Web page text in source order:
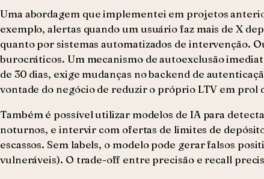
Uma abordagem que implementei em projetos
exemplo, alertas quando um usuário faz mais de X
quanto por sistemas automatizados de intervenção.
burocráticos. Um mecanismo de autoexclusão
de 30 dias, exige mudanças no backend de
vontade do negócio de reduzir o próprio LTV em prol
Também é possível utilizar modelos de IA para
noturnos, e intervir com ofertas de limites de
escassos. Sem labels, o modelo pode gerar falsos
vulneráveis). O trade-off entre precisão e recall